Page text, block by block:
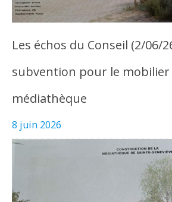
Les échos du Conseil (2/06/
subvention pour le mobilier
médiathèque
8 juin 2026